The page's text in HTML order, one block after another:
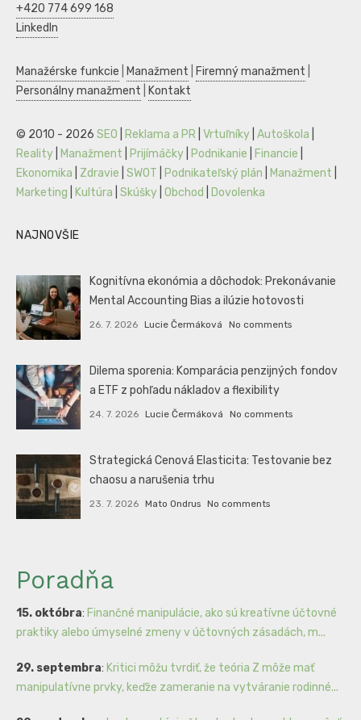
+420 774 699 168
LinkedIn
Manažérske funkcie Manažment Firemný manažment
Personálny manažment
Kontakt
© 2010 - 2026 SEO Reklama a PR Vrtuľníky Autoškola
Reality
Manažment Prijímáčky Podnikanie Financie
Ekonomika
Zdravie SWOT Podnikateľský plán Manažment
Marketing
Kultúra Skúšky Obchod Dovolenka
NAJNOVŠIE
Kognitívna ekonómia a dôchodok: Prekonávanie
Mental Accounting Bias a ilúzie hotovosti
26. 7. 2026 Lucie Čermáková No comments
Dilema sporenia: Komparácia penzijných fondov
a ETF z pohľadu nákladov a flexibility
24. 7. 2026 Lucie Čermáková No comments
Strategická Cenová Elasticita: Testovanie bez
chaosu a narušenia trhu
23. 7. 2026 Mato Ondrus No comments
Poradňa
15. októbra: Finančné manipulácie, ako sú kreatívne účtovné
praktiky alebo úmyselné zmeny v účtovných zásadách, m...
29. septembra: Kritici môžu tvrdiť, že teória Z môže mať
manipulatívne prvky, keďže zameranie na vytváranie rodinné...